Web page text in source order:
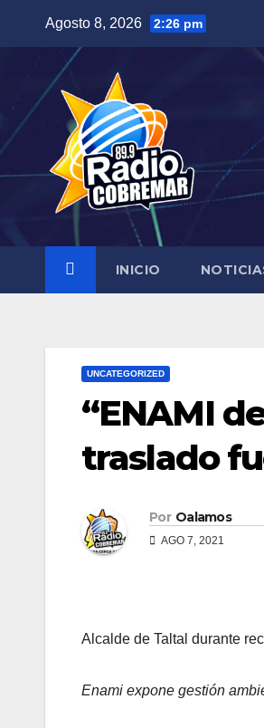
contenido
Agosto 8, 2026 2:26 pm
INICIO
UNCATEGORIZED
“ENAMI
traslado
Por Oalamos
AGO 7, 2021
Alcalde de Taltal durante
Enami expone gestión